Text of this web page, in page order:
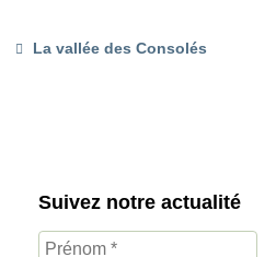
La vallée des Consolés
Suivez notre actualité